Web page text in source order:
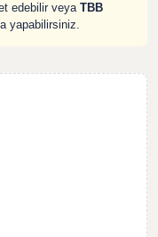
edebilir veyaTBB
yapabilirsiniz.